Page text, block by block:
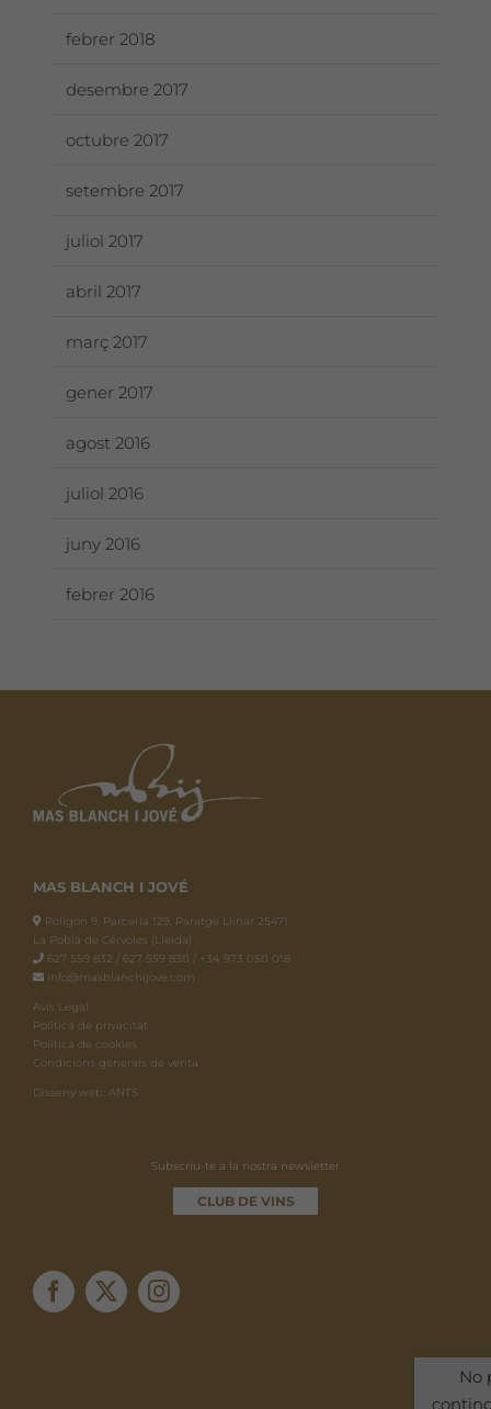
febrer 2018
desembre 2017
octubre 2017
setembre 2017
juliol 2017
abril 2017
març 2017
gener 2017
agost 2016
juliol 2016
juny 2016
febrer 2016
MAS BLANCH I JOVÉ
Polígon 9, Parcel·la 129, Paratge Llinar 25471.
La Pobla de Cérvoles (Lleida)
627 559 832 / 627 559 830 / +34 973 050 018
info@masblanchijove.com
Avís Legal
Política de privacitat
Política de cookies
Condicions generals de venta
Disseny web: ANTS
Subscriu-te a la nostra newsletter
CLUB DE VINS
No